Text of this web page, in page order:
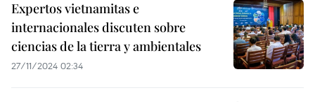
Expertos vietnamitas e
internacionales discuten sobre
ciencias de la tierra y ambientales
27/11/2024 02:34